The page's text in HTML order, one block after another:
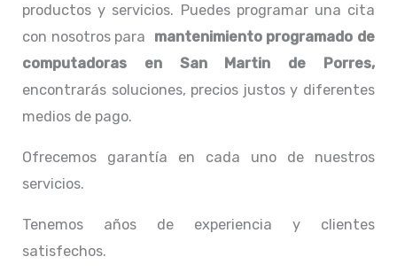
productos y servicios. Puedes programar una cita
con nosotros para mantenimiento programado de
computadoras en San Martin de Porres,
encontrarás soluciones, precios justos y diferentes
medios de pago.
Ofrecemos garantía en cada uno de nuestros
servicios.
Tenemos años de experiencia y clientes
satisfechos.